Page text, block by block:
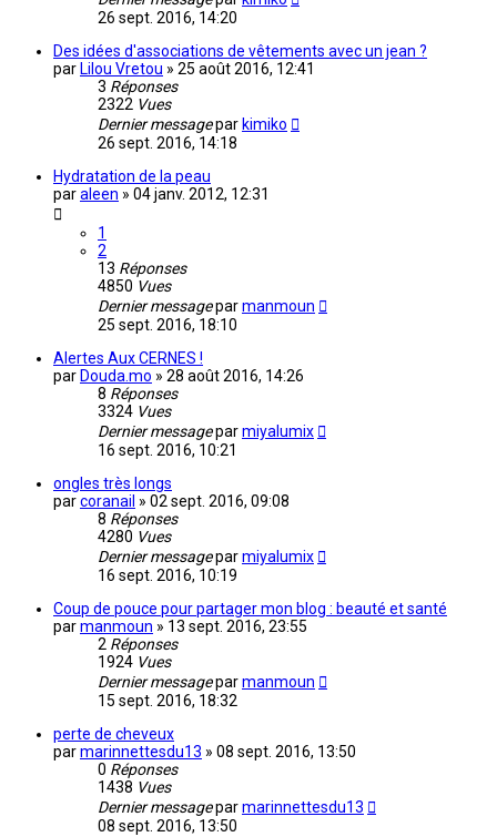
26 sept. 2016, 14:20
Des idées d'associations de vêtements avec un jean ?
par Lilou Vretou » 25 août 2016, 12:41
3 Réponses
2322 Vues
Dernier messagepar kimiko
26 sept. 2016, 14:18
Hydratation de la peau
paraleen » 04 janv. 2012, 12:31
1
2
13 Réponses
4850 Vues
Dernier messageparmanmoun
25 sept. 2016, 18:10
Alertes Aux CERNES !
par Douda.mo » 28 août 2016, 14:26
8 Réponses
3324 Vues
Dernier messageparmiyalumix
16 sept. 2016, 10:21
ongles très longs
parcoranail » 02 sept. 2016, 09:08
8 Réponses
4280 Vues
Dernier messageparmiyalumix
16 sept. 2016, 10:19
Coup de pouce pour partager mon blog : beauté et santé
parmanmoun » 13 sept. 2016, 23:55
2 Réponses
1924 Vues
Dernier messageparmanmoun
15 sept. 2016, 18:32
perte de cheveux
parmarinnettesdu13 » 08 sept. 2016, 13:50
0 Réponses
1438 Vues
Dernier messageparmarinnettesdu13
08 sept. 2016, 13:50